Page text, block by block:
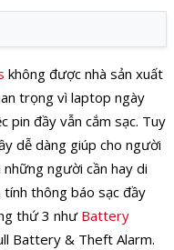
không được nhà sản xuất
trọng vì laptop ngày
pin đầy vẫn cắm sạc. Tuy
dễ dàng giúp cho người
người cần hay di
tính thông báo sạc đầy
thứ 3 như Battery
Battery & Theft Alarm.